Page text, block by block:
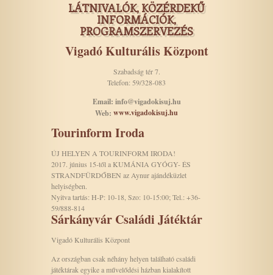
LÁTNIVALÓK, KÖZÉRDEKŰ
INFORMÁCIÓK,
PROGRAMSZERVEZÉS
Vigadó Kulturális Központ
Szabadság tér 7.
Telefon: 59/328-083
Email: info@vigadokisuj.hu
Web: www.vigadokisuj.hu
Tourinform Iroda
ÚJ HELYEN A TOURINFORM IRODA!
2017. június 15-től a KUMÁNIA GYÓGY- ÉS
STRANDFÜRDŐBEN az Aynur ajándéküzlet
helyiségben.
Nyitva tartás: H-P: 10-18, Szo: 10-15:00; Tel.: +36-
59/888-814
Sárkányvár Családi Játéktár
Vigadó Kulturális Központ
Az országban csak néhány helyen található családi
játéktárak egyike a művelődési házban kialakított